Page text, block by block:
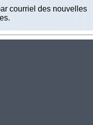
courriel des nouvelles